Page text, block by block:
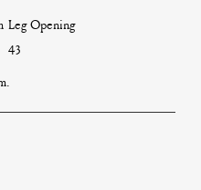
Leg Opening
43